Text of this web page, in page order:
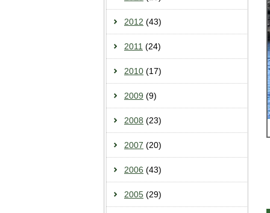
2012 (43)
2011 (24)
2010 (17)
2009 (9)
2008 (23)
2007 (20)
2006 (43)
2005 (29)